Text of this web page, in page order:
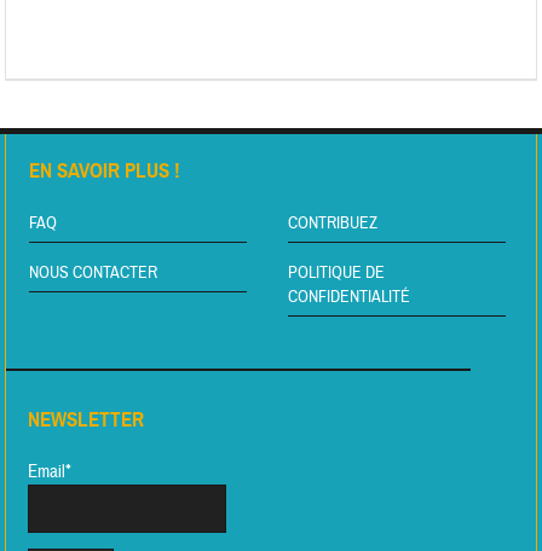
EN SAVOIR PLUS !
FAQ CONTRIBUEZ
NOUS CONTACTER
POLITIQUE DE
CONFIDENTIALITÉ
NEWSLETTER
Email*